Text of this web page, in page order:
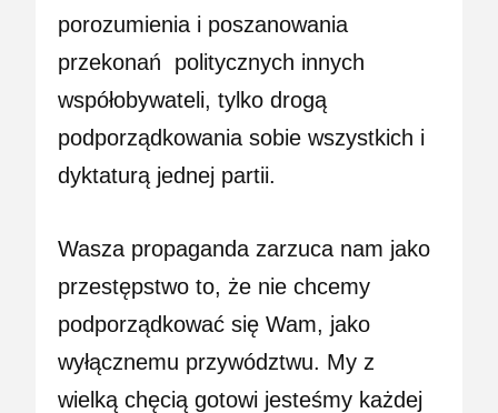
porozumienia i poszanowania
przekonań politycznych innych
współobywateli, tylko drogą
podporządkowania sobie wszystkich i
dyktaturą jednej partii.
Wasza propaganda zarzuca nam jako
przestępstwo to, że nie chcemy
podporządkować się Wam, jako
wyłącznemu przywództwu. My z
wielką chęcią gotowi jesteśmy każdej